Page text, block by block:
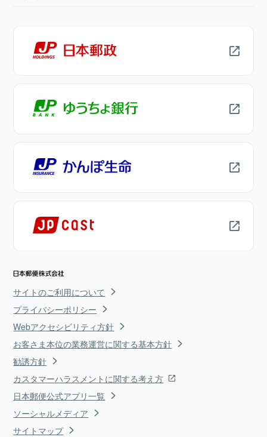
サイトのご利用について
プライバシーポリシー
Webアクセシビリティ方針
お客さま本位の業務運営に関する基本方針
勧誘方針
カスタマーハラスメントに関する考え方
日本郵便公式アプリ一覧
ソーシャルメディア
サイトマップ